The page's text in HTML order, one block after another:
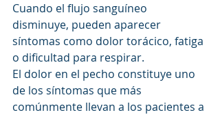
Cuando el flujo sanguíneo
disminuye, pueden aparecer
síntomas como dolor torácico, fatiga
o dificultad para respirar.
El dolor en el pecho constituye uno
de los síntomas que más
comúnmente llevan a los pacientes a